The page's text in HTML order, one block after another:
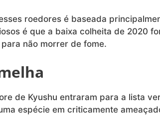
roedores é baseada
é que a baixa colheita de 2020
não morrer de fome.
de Kyushu entraram para a lista
espécie em criticamente